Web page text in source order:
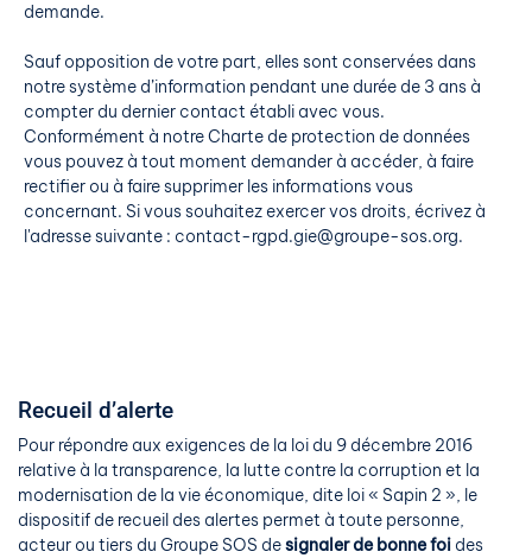
demande.
Sauf opposition de votre part, elles sont conservées dans
notre système d’information pendant une durée de 3 ans à
compter du dernier contact établi avec vous.
Conformément à notre Charte de protection de données
vous pouvez à tout moment demander à accéder, à faire
rectifier ou à faire supprimer les informations vous
concernant. Si vous souhaitez exercer vos droits, écrivez à
l'adresse suivante : contact-rgpd.gie@groupe-sos.org.
Recueil d’alerte
Pour répondre aux exigences de la loi du 9 décembre 2016
relative à la transparence, la lutte contre la corruption et la
modernisation de la vie économique, dite loi « Sapin 2 », le
dispositif de recueil des alertes permet à toute personne,
acteur ou tiers du Groupe SOS designaler de bonne foi des